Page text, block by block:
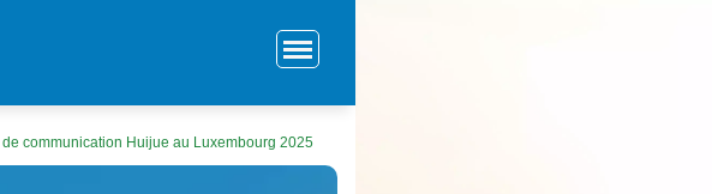
communication Huijue au Luxembourg 2025